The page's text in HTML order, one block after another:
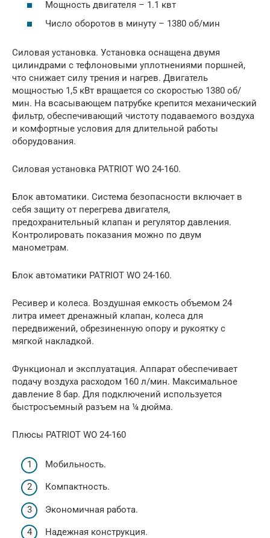
Мощность двигателя – 1.1 квт
Число оборотов в минуту – 1380 об/мин
Силовая установка. Установка оснащена двумя
цилиндрами с тефлоновыми уплотнениями поршней,
что снижает силу трения и нагрев. Двигатель
мощностью 1,5 кВт вращается со скоростью 1380 об/
мин. На всасывающем патрубке крепится механический
фильтр, обеспечивающий чистоту подаваемого воздуха
и комфортные условия для длительной работы
оборудования.
Силовая установка PATRIOT WO 24-160.
Блок автоматики. Система безопасности включает в
себя защиту от перегрева двигателя,
предохранительный клапан и регулятор давления.
Контролировать показания можно по двум
манометрам.
Блок автоматики PATRIOT WO 24-160.
Ресивер и колеса. Воздушная емкость объемом 24
литра имеет дренажный клапан, колеса для
передвижений, обрезиненную опору и рукоятку с
мягкой накладкой.
Функционал и эксплуатация. Аппарат обеспечивает
подачу воздуха расходом 160 л/мин. Максимальное
давление 8 бар. Для подключений используется
быстросъемный разъем на ¼ дюйма.
Плюсы PATRIOT WO 24-160
Мобильность.
Компактность.
Экономичная работа.
Надежная конструкция.